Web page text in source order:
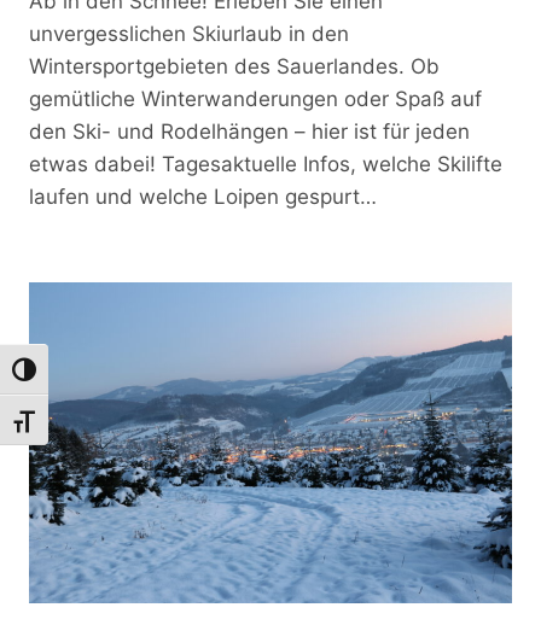
Umschalten auf hohe Kontraste
Schrift vergrößern
unvergesslichen Skiurlaub in den
Wintersportgebieten des Sauerlandes. Ob
gemütliche Winterwanderungen oder Spaß auf
den Ski- und Rodelhängen – hier ist für jeden
etwas dabei! Tagesaktuelle Infos, welche Skilifte
laufen und welche Loipen gespurt…